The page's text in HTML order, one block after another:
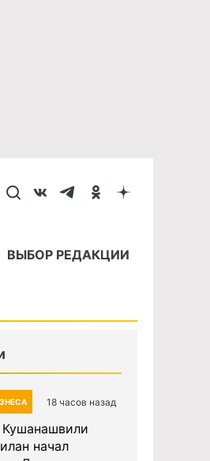
ВЫБОР РЕДАКЦИИ
18 часов назад
начал